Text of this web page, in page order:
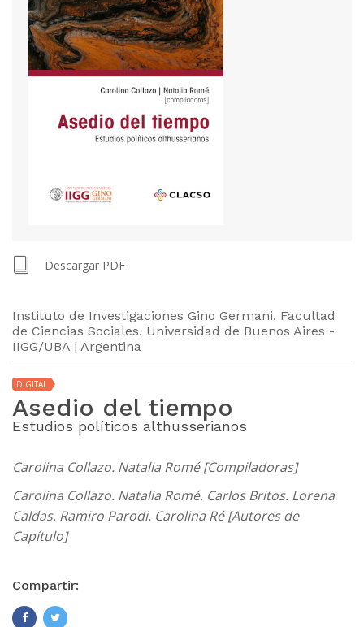
Descargar PDF
Instituto de Investigaciones Gino Germani. Facultad
de Ciencias Sociales. Universidad de Buenos Aires -
IIGG/UBA | Argentina
DIGITAL
Asedio del tiempo
Estudios políticos althusserianos
Carolina Collazo. Natalia Romé [Compiladoras]
Carolina Collazo. Natalia Romé. Carlos Britos. Lorena
Caldas. Ramiro Parodi. Carolina Ré [Autores de
Capítulo]
Compartir: